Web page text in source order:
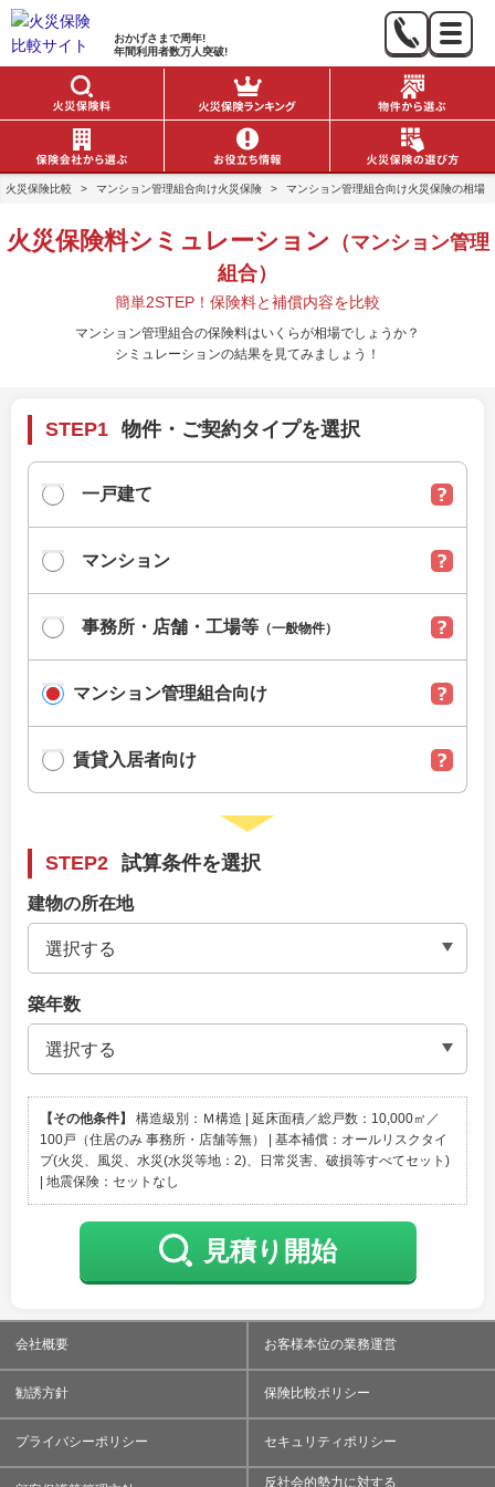
おかげさまで周年!
年間利用者数万人突破!
火災保険比較 > マンション管理組合向け火災保険 > マンション管理組合向け火災保険の相場
簡単2STEP！保険料と補償内容を比較
火災保険料シミュレーション （マンション管理
組合）
マンション管理組合の保険料はいくらが相場でしょうか？
シミュレーションの結果を見てみましょう！
STEP1 物件・ご契約タイプを選択
一戸建て
マンション
事務所・店舗・工場等 （一般物件）
マンション管理組合向け
賃貸入居者向け
STEP2 試算条件を選択
建物の所在地
築年数
【その他条件】
構造級別：Ｍ構造 | 延床面積／総戸数：10,000㎡／
100戸（住居のみ 事務所・店舗等無） | 基本補償：オールリスクタイ
プ(火災、風災、水災(水災等地：2)、日常災害、破損等すべてセット)
| 地震保険：セットなし
見積り開始
会社概要 お客様本位の業務運営
勧誘方針 保険比較ポリシー
プライバシーポリシー セキュリティポリシー
反社会的勢力に対する